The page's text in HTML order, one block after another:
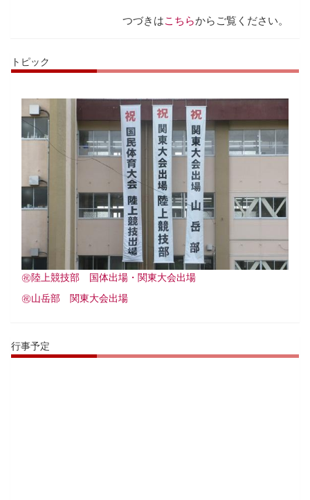
つづきはこちらからご覧ください。
トピック
㊗️陸上競技部 国体出場・関東大会出場
㊗️山岳部 関東大会出場
行事予定